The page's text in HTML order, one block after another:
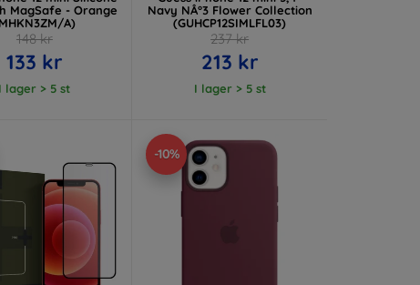
MagSafe - Orange
A)
148 kr
133 kr
I lager > 5 st
Navy NÂ°3 Flower Collection
(GUHCP12SIMLFL03)
237 kr
213 kr
I lager > 5 st
-10%